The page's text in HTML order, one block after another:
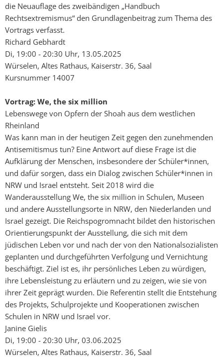
die Neuauflage des zweibändigen „Handbuch
Rechtsextremismus“ den Grundlagenbeitrag zum Thema des
Vortrags verfasst.
Richard Gebhardt
Di, 19:00 - 20:30 Uhr, 13.05.2025
Würselen, Altes Rathaus, Kaiserstr. 36, Saal
Kursnummer 14007
Vortrag: We, the six million
Lebenswege von Opfern der Shoah aus dem westlichen
Rheinland
Was kann man in der heutigen Zeit gegen den zunehmenden
Antisemitismus tun? Eine Antwort auf diese Frage ist die
Aufklärung der Menschen, insbesondere der Schüler*innen,
und dafür sorgen, dass ein Dialog zwischen Schüler*innen in
NRW und Israel entsteht. Seit 2018 wird die
Wanderausstellung We, the six million in Schulen, Museen
und andere Ausstellungsorte in NRW, den Niederlanden und
Israel gezeigt. Die Reichspogromnacht bildet den historischen
Orientierungspunkt der Ausstellung, die sich mit dem
jüdischen Leben vor und nach der von den Nationalsozialisten
geplanten und durchgeführten Verfolgung und Vernichtung
beschäftigt. Ziel ist es, ihr persönliches Leben zu würdigen,
ihre Lebensleistung zu erläutern und zu zeigen, wie sie von
ihrer Zeit geprägt wurden. Die Referentin stellt die Entstehung
des Projekts, Schulprojekte und Kooperationen zwischen
Schulen in NRW und Israel vor.
Janine Gielis
Di, 19:00 - 20:30 Uhr, 03.06.2025
Würselen, Altes Rathaus, Kaiserstr. 36, Saal